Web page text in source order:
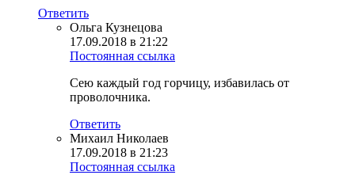
Ответить
Ольга Кузнецова
17.09.2018 в 21:22
Постоянная ссылка
Сею каждый год горчицу, избавилась от
проволочника.
Ответить
Михаил Николаев
17.09.2018 в 21:23
Постоянная ссылка